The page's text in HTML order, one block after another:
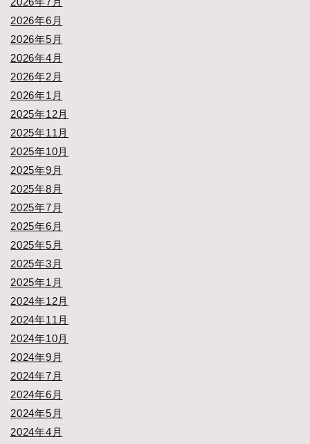
2026年6月
2026年5月
2026年4月
2026年2月
2026年1月
2025年12月
2025年11月
2025年10月
2025年9月
2025年8月
2025年7月
2025年6月
2025年5月
2025年3月
2025年1月
2024年12月
2024年11月
2024年10月
2024年9月
2024年7月
2024年6月
2024年5月
2024年4月